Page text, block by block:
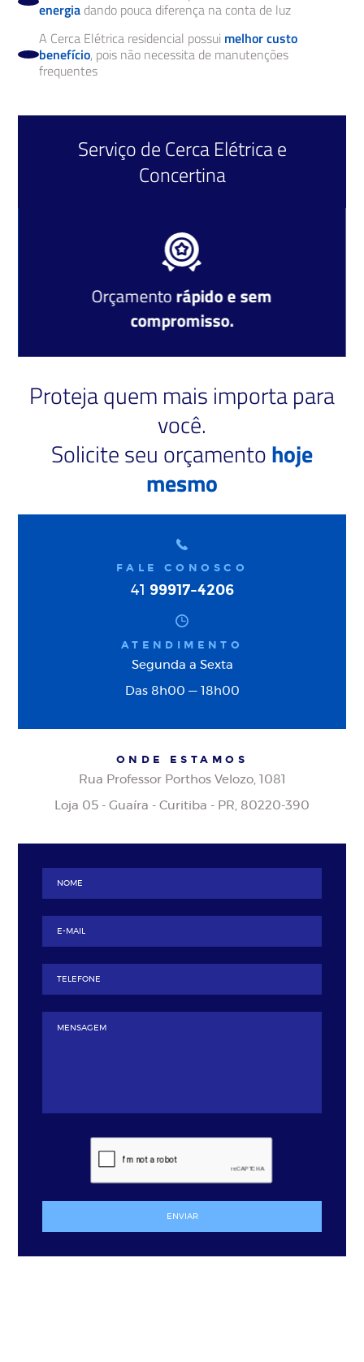
energia dando pouca diferença na conta de luz
A Cerca Elétrica residencial possui melhor custo
benefício, pois não necessita de manutenções
frequentes
Serviço deCerca Elétricae
Concertina
Orçamentorápido e sem
compromisso.
Proteja quem mais importa para
você.
Solicite seu orçamentohoje
mesmo
ENVIAR
FALE CONOSCO
41 99917-4206
ATENDIMENTO
Segunda a Sexta
Das 8h00 — 18h00
ONDE ESTAMOS
Rua Professor Porthos Velozo, 1081
Loja 05 - Guaíra - Curitiba - PR, 80220-390